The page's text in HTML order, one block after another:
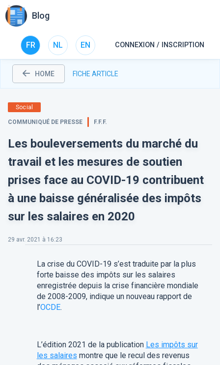
Blog
FR NL EN CONNEXION / INSCRIPTION
HOME FICHE ARTICLE
Social
COMMUNIQUÉ DE PRESSE F.F.F.
Les bouleversements du marché du
travail et les mesures de soutien
prises face au COVID-19 contribuent
à une baisse généralisée des impôts
sur les salaires en 2020
29 avr. 2021 à 16:23
La crise du COVID-19 s’est traduite par la plus
forte baisse des impôts sur les salaires
enregistrée depuis la crise financière mondiale
de 2008-2009, indique un nouveau rapport de
l’OCDE.
L’édition 2021 de la publication Les impôts sur
les salaires montre que le recul des revenus